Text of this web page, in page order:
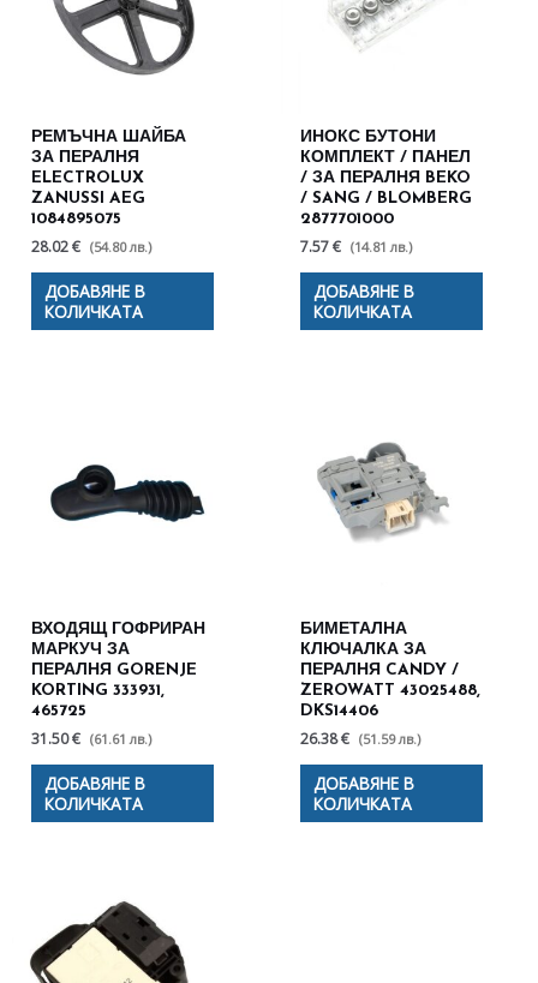
РЕМЪЧНА ШАЙБА
ЗА ПЕРАЛНЯ
ELECTROLUX
ZANUSSI AEG
1084895075
28.02 € (54.80 лв.)
ДОБАВЯНЕ В
КОЛИЧКАТА
ИНОКС БУТОНИ
КОМПЛЕКТ / ПАНЕЛ
/ ЗА ПЕРАЛНЯ BEKO
/ SANG / BLOMBERG
2877701000
7.57 € (14.81 лв.)
ДОБАВЯНЕ В
КОЛИЧКАТА
ВХОДЯЩ ГОФРИРАН
МАРКУЧ ЗА
ПЕРАЛНЯ GORENJE
KORTING 333931,
465725
31.50 € (61.61 лв.)
ДОБАВЯНЕ В
КОЛИЧКАТА
БИМЕТАЛНА
КЛЮЧАЛКА ЗА
ПЕРАЛНЯ CANDY /
ZEROWATT 43025488,
DKS14406
26.38 € (51.59 лв.)
ДОБАВЯНЕ В
КОЛИЧКАТА